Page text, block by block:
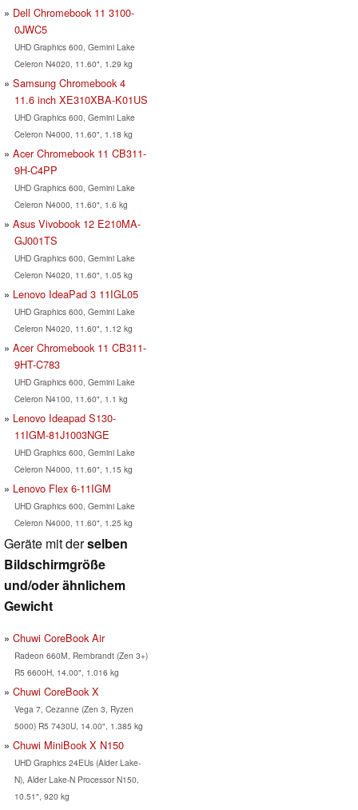
Dell Chromebook 11 3100-
0JWC5
UHD Graphics 600, Gemini Lake
Celeron N4020, 11.60", 1.29 kg
Samsung Chromebook 4
11.6 inch XE310XBA-K01US
UHD Graphics 600, Gemini Lake
Celeron N4000, 11.60", 1.18 kg
Acer Chromebook 11 CB311-
9H-C4PP
UHD Graphics 600, Gemini Lake
Celeron N4000, 11.60", 1.6 kg
Asus Vivobook 12 E210MA-
GJ001TS
UHD Graphics 600, Gemini Lake
Celeron N4020, 11.60", 1.05 kg
Lenovo IdeaPad 3 11IGL05
UHD Graphics 600, Gemini Lake
Celeron N4020, 11.60", 1.12 kg
Acer Chromebook 11 CB311-
9HT-C783
UHD Graphics 600, Gemini Lake
Celeron N4100, 11.60", 1.1 kg
Lenovo Ideapad S130-
11IGM-81J1003NGE
UHD Graphics 600, Gemini Lake
Celeron N4000, 11.60", 1.15 kg
Lenovo Flex 6-11IGM
UHD Graphics 600, Gemini Lake
Celeron N4000, 11.60", 1.25 kg
Geräte mit derselben
Bildschirmgröße
und/oder ähnlichem
Gewicht
Chuwi CoreBook Air
Radeon 660M, Rembrandt (Zen 3+)
R5 6600H, 14.00", 1.016 kg
Chuwi CoreBook X
Vega 7, Cezanne (Zen 3, Ryzen
5000) R5 7430U, 14.00", 1.385 kg
Chuwi MiniBook X N150
UHD Graphics 24EUs (Alder Lake-
N), Alder Lake-N Processor N150,
10.51", 920 kg